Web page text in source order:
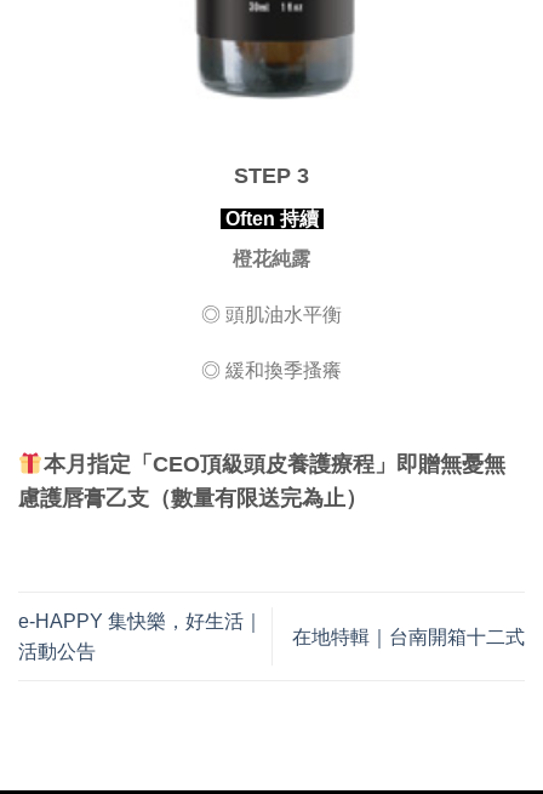
STEP 3
Often 持續
橙花純露
◎ 頭肌油水平衡
◎ 緩和換季搔癢
本月指定「CEO頂級頭皮養護療程」即贈無憂無
慮護唇膏乙支（數量有限送完為止）
e-HAPPY 集快樂，好生活｜
活動公告
在地特輯｜台南開箱十二式